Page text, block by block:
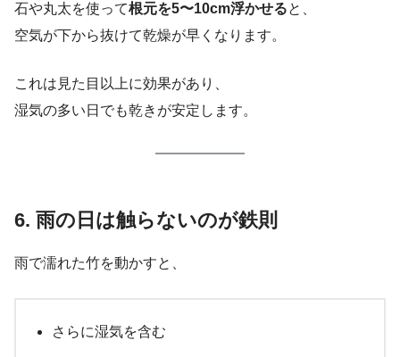
石や丸太を使って根元を5〜10cm浮かせると、
空気が下から抜けて乾燥が早くなります。
これは見た目以上に効果があり、
湿気の多い日でも乾きが安定します。
6. 雨の日は触らないのが鉄則
雨で濡れた竹を動かすと、
さらに湿気を含む